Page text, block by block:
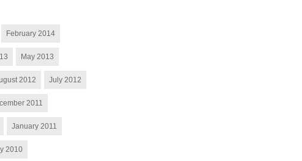
February 2014
May 2013
2012 July 2012
2011
January 2011
2010